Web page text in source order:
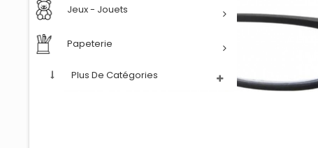
Jeux - Jouets
Papeterie
Plus De Catégories